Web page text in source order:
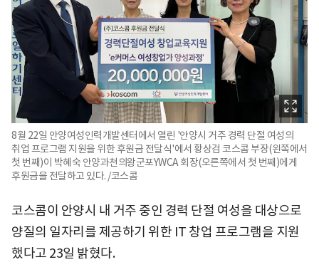
8월 22일 안양여성인력개발센터에서 열린 '안양시 거주 경력 단절 여성의
취업 프로그램 지원을 위한 후원금 전달식'에서 황상검 코스콤 부장(왼쪽에서
첫 번째)이 박혜숙 안양과천의왕군포YWCA 회장(오른쪽에서 첫 번째)에게
후원금을 전달하고 있다. /코스콤
코스콤이 안양시 내 거주 중인 경력 단절 여성을 대상으로
양질의 일자리를 제공하기 위한 IT 창업 프로그램을 지원
했다고 23일 밝혔다.